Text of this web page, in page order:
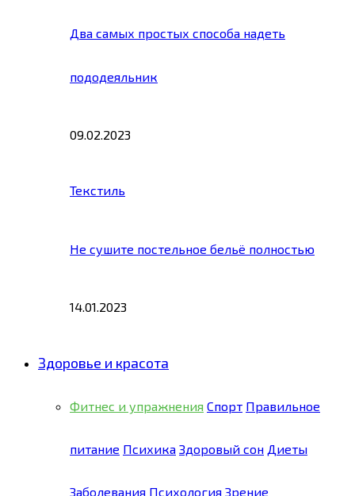
Два самых простых способа надеть
пододеяльник
09.02.2023
Текстиль
Не сушите постельное бельё полностью
14.01.2023
Здоровье и красота
Фитнес и упражнения Спорт Правильное
питание Психика Здоровый сон Диеты
Заболевания Психология Зрение